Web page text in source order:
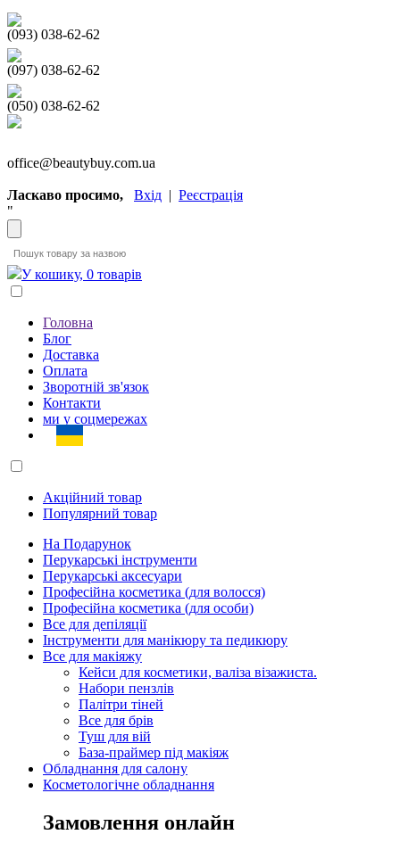
(093) 038-62-62
(097) 038-62-62
(050) 038-62-62
office@beautybuy.com.ua
Ласкаво просимо, Вхід | Реєстрація
"
У кошику, 0 товарів
Головна
Блог
Доставка
Оплата
Зворотній зв'язок
Контакти
ми у соцмережах
Акційний товар
Популярний товар
На Подарунок
Перукарські інструменти
Перукарські аксесуари
Професійна косметика (для волосся)
Професійна косметика (для особи)
Все для депіляції
Інструменти для манікюру та педикюру
Все для макіяжу
Кейси для косметики, валіза візажиста.
Набори пензлів
Палітри тіней
Все для брів
Туш для вій
База-праймер під макіяж
Обладнання для салону
Косметологічне обладнання
Замовлення онлайн